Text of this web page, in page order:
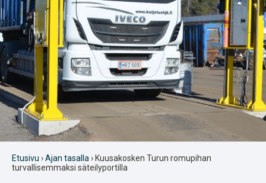
Etusivu ›Ajan tasalla › Kuusakosken Turun romupihan
turvallisemmaksi säteilyportilla